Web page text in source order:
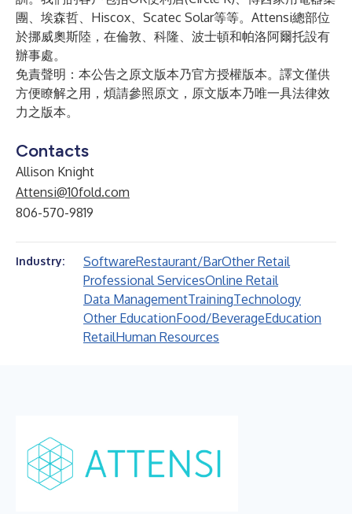
團、埃森哲、Hiscox、Scatec Solar等等。Attensi總部位
於挪威奧斯陸，在倫敦、科隆、波士頓和帕洛阿爾托設有
辦事處。
免責聲明：本公告之原文版本乃官方授權版本。譯文僅供
方便瞭解之用，煩請參照原文，原文版本乃唯一具法律效
力之版本。
Contacts
Allison Knight
Attensi@10fold.com
806-570-9819
Industry: SoftwareRestaurant/BarOther Retail
Professional ServicesOnline Retail
Data ManagementTrainingTechnology
Other EducationFood/BeverageEducation
RetailHuman Resources